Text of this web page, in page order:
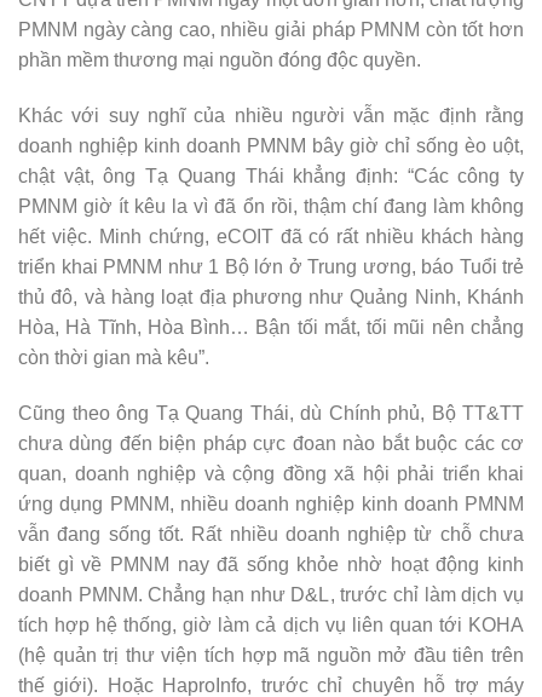
PMNM ngày càng cao, nhiều giải pháp PMNM còn tốt hơn
phần mềm thương mại nguồn đóng độc quyền.
Khác với suy nghĩ của nhiều người vẫn mặc định rằng
doanh nghiệp kinh doanh PMNM bây giờ chỉ sống èo uột,
chật vật, ông Tạ Quang Thái khẳng định: “Các công ty
PMNM giờ ít kêu la vì đã ổn rồi, thậm chí đang làm không
hết việc. Minh chứng, eCOIT đã có rất nhiều khách hàng
triển khai PMNM như 1 Bộ lớn ở Trung ương, báo Tuổi trẻ
thủ đô, và hàng loạt địa phương như Quảng Ninh, Khánh
Hòa, Hà Tĩnh, Hòa Bình… Bận tối mắt, tối mũi nên chẳng
còn thời gian mà kêu”.
Cũng theo ông Tạ Quang Thái, dù Chính phủ, Bộ TT&TT
chưa dùng đến biện pháp cực đoan nào bắt buộc các cơ
quan, doanh nghiệp và cộng đồng xã hội phải triển khai
ứng dụng PMNM, nhiều doanh nghiệp kinh doanh PMNM
vẫn đang sống tốt. Rất nhiều doanh nghiệp từ chỗ chưa
biết gì về PMNM nay đã sống khỏe nhờ hoạt động kinh
doanh PMNM. Chẳng hạn như D&L, trước chỉ làm dịch vụ
tích hợp hệ thống, giờ làm cả dịch vụ liên quan tới KOHA
(hệ quản trị thư viện tích hợp mã nguồn mở đầu tiên trên
thế giới). Hoặc HaproInfo, trước chỉ chuyên hỗ trợ máy